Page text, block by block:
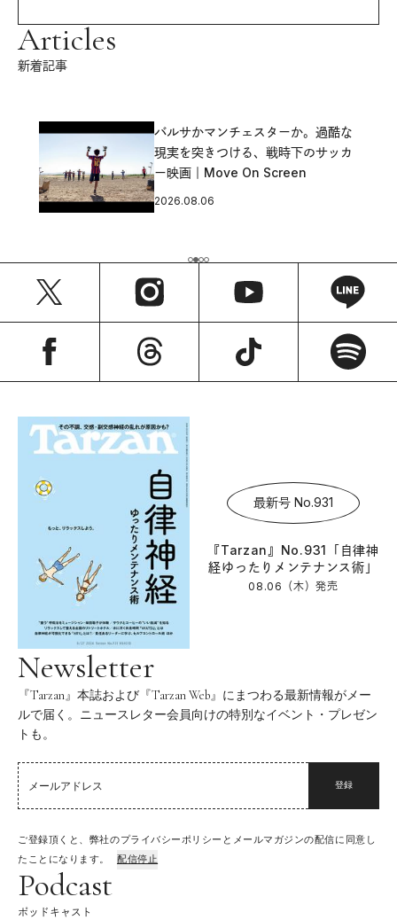
Articles
新着記事
バルサかマンチェスターか。過酷な
現実を突きつける、戦時下のサッカ
ー映画｜Move On Screen
2026.08.06
最新号 No.931
『Tarzan』No.931「自律神
経ゆったりメンテナンス術」
08.06（木）発売
Newsletter
『Tarzan』本誌および『Tarzan Web』にまつわる最新情報がメー
ルで届く。ニュースレター会員向けの特別なイベント・プレゼン
トも。
登録
ご登録頂くと、弊社のプライバシーポリシーとメールマガジンの配信に同意し
たことになります。
配信停止
Podcast
ポッドキャスト